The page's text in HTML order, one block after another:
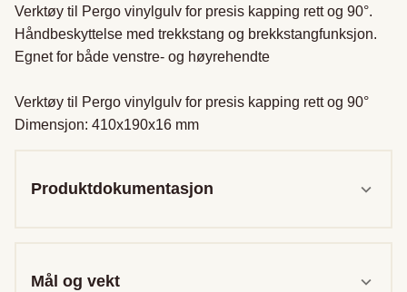
Verktøy til Pergo vinylgulv for presis kapping rett og 90°.
Håndbeskyttelse med trekkstang og brekkstangfunksjon.
Egnet for både venstre- og høyrehendte
Verktøy til Pergo vinylgulv for presis kapping rett og 90°
Dimensjon: 410x190x16 mm
Produktdokumentasjon
Mål og vekt